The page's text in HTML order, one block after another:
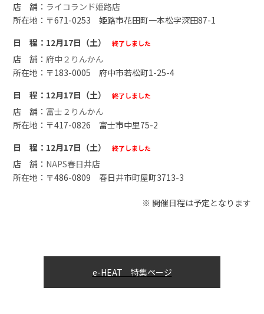
ライコランド姫路店
〒671-0253 姫路市花田町一本松字深田87-1
12月17日（土）
終了しました
府中２りんかん
〒183-0005 府中市若松町1-25-4
12月17日（土）
終了しました
富士２りんかん
〒417-0826 富士市中里75-2
12月17日（土）
終了しました
NAPS春日井店
〒486-0809 春日井市町屋町3713-3
※ 開催日程は予定となります
e-HEAT 特集ページ